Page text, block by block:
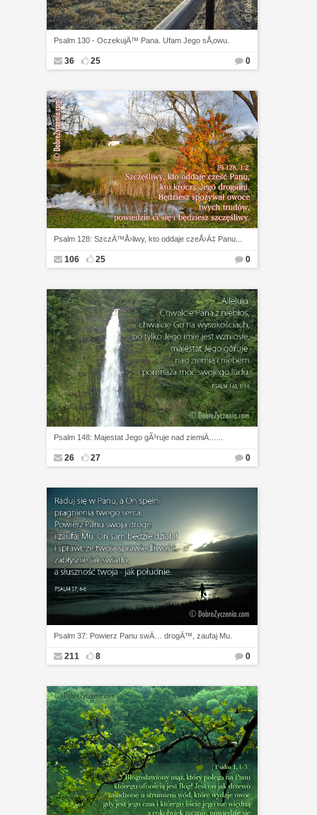
Psalm 130 - OczekujÄ™ Pana. Ufam Jego sÅ‚owu.
36 25 0
Psalm 128: SzczÄ™Å›liwy, kto oddaje czeÅ›Ä‡ Panu...
106 25 0
Psalm 148: Majestat Jego gÃ³ruje nad ziemiÄ…...
26 27 0
Psalm 37: Powierz Panu swÄ… drogÄ™, zaufaj Mu.
211 8 0